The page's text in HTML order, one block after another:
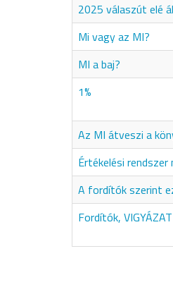
2025 válaszút elé
Mi vagy az MI?
MI a baj?
1%
Az MI átveszi a
Értékelési rendszer
A fordítók szerint
Fordítók,